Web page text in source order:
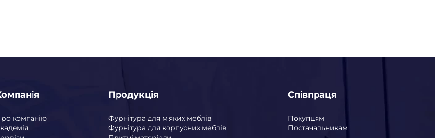
компанію
Продукція
Фурнітура для м'яких меблів
Фурнітура для корпусних меблів
Співпраця
Покупцям
Постачальникам